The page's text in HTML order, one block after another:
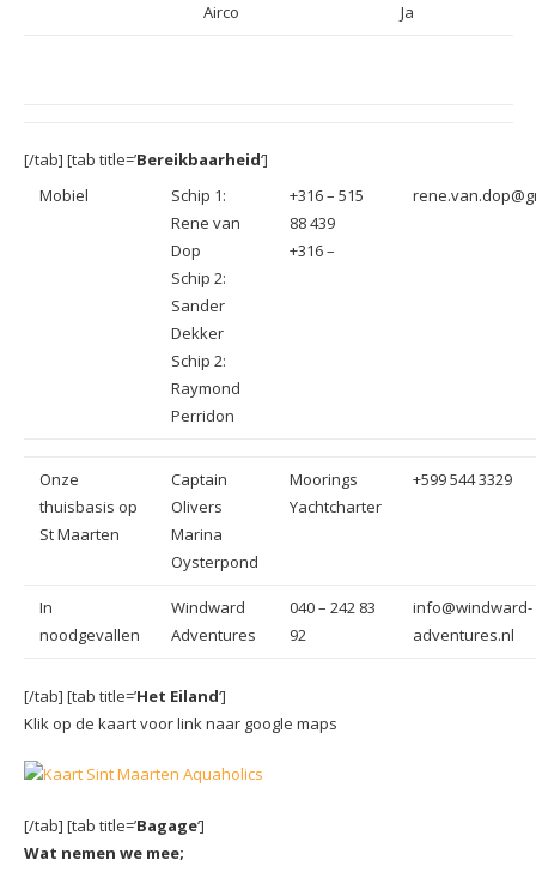
Airco Ja
[/tab] [tab title=’Bereikbaarheid‘]
Mobiel
Schip 1:
Rene van
Dop
Schip 2:
Sander
Dekker
Schip 2:
Raymond
Perridon
+316 – 515
88 439
+316 –
Onze
thuisbasis op
St Maarten
Captain
Olivers
Marina
Oysterpond
Moorings
Yachtcharter
+599 544 3329
In
noodgevallen
Windward
Adventures
040 – 242 83
92
info@windward-
adventures.nl
[/tab] [tab title=’Het Eiland‘]
Klik op de kaart voor link naar google maps
[/tab] [tab title=’Bagage‘]
Wat nemen we mee;